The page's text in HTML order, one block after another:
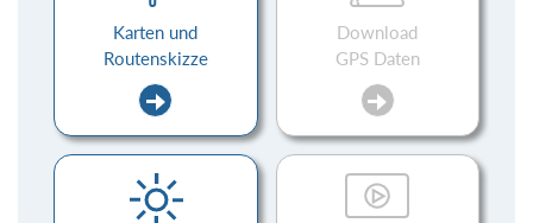
Karten und
Routenskizze
Download
GPS Daten